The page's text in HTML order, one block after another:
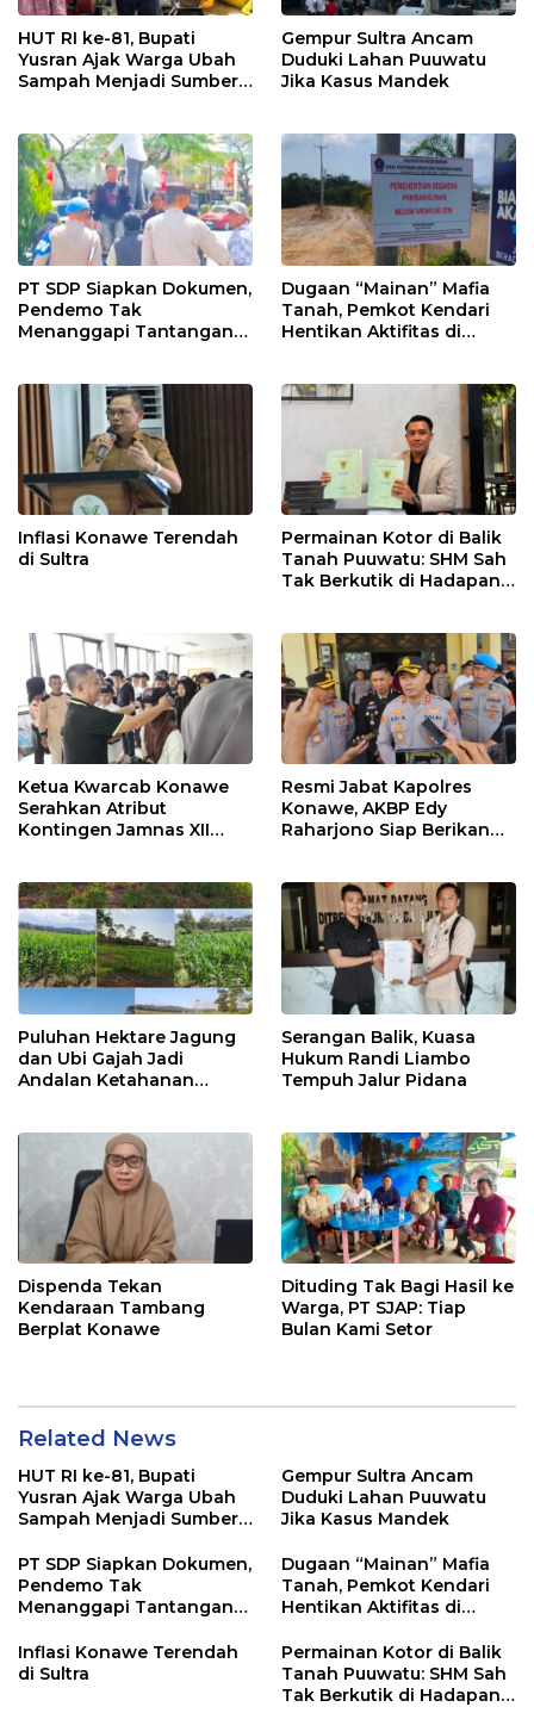
HUT RI ke-81, Bupati
Yusran Ajak Warga Ubah
Sampah Menjadi Sumber
Gempur Sultra Ancam
Duduki Lahan Puuwatu
Jika Kasus Mandek
PT SDP Siapkan Dokumen,
Pendemo Tak
Menanggapi Tantangan
Dugaan “Mainan” Mafia
Tanah, Pemkot Kendari
Hentikan Aktifitas di
Inflasi Konawe Terendah
di Sultra
Permainan Kotor di Balik
Tanah Puuwatu: SHM Sah
Tak Berkutik di Hadapan
Ketua Kwarcab Konawe
Serahkan Atribut
Kontingen Jamnas XII
Resmi Jabat Kapolres
Konawe, AKBP Edy
Raharjono Siap Berikan
Puluhan Hektare Jagung
dan Ubi Gajah Jadi
Andalan Ketahanan
Serangan Balik, Kuasa
Hukum Randi Liambo
Tempuh Jalur Pidana
Dispenda Tekan
Kendaraan Tambang
Berplat Konawe
Dituding Tak Bagi Hasil ke
Warga, PT SJAP: Tiap
Bulan Kami Setor
Related News
HUT RI ke-81, Bupati
Yusran Ajak Warga Ubah
Sampah Menjadi Sumber
Gempur Sultra Ancam
Duduki Lahan Puuwatu
Jika Kasus Mandek
PT SDP Siapkan Dokumen,
Pendemo Tak
Menanggapi Tantangan
Dugaan “Mainan” Mafia
Tanah, Pemkot Kendari
Hentikan Aktifitas di
Inflasi Konawe Terendah
di Sultra
Permainan Kotor di Balik
Tanah Puuwatu: SHM Sah
Tak Berkutik di Hadapan